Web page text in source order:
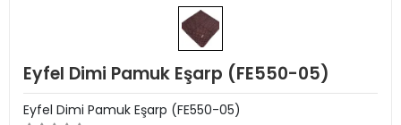
Eyfel Dimi Pamuk Eşarp (FE550-05)
Eyfel Dimi Pamuk Eşarp (FE550-05)